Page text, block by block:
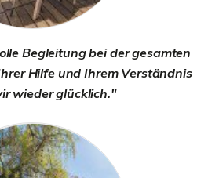
Begleitung bei der gesamten
Hilfe und Ihrem Verständnis
wieder glücklich."